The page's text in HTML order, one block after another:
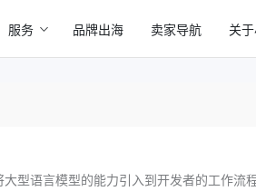
服务 品牌出海 卖家导航 关
型语言模型的能力引入到开发者的工作流